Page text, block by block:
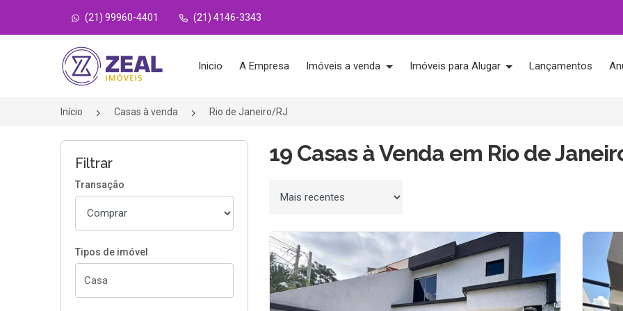
(21) 99960-4401 (21) 4146-3343
Página inicial
Inicio A Empresa Imóveis a venda Imóveis para Alugar Lançamentos
Início Casas à venda Rio de Janeiro/RJ
Filtrar
Transação
Tipos de imóvel
19 Casas à Venda em Rio de
Ordenar por